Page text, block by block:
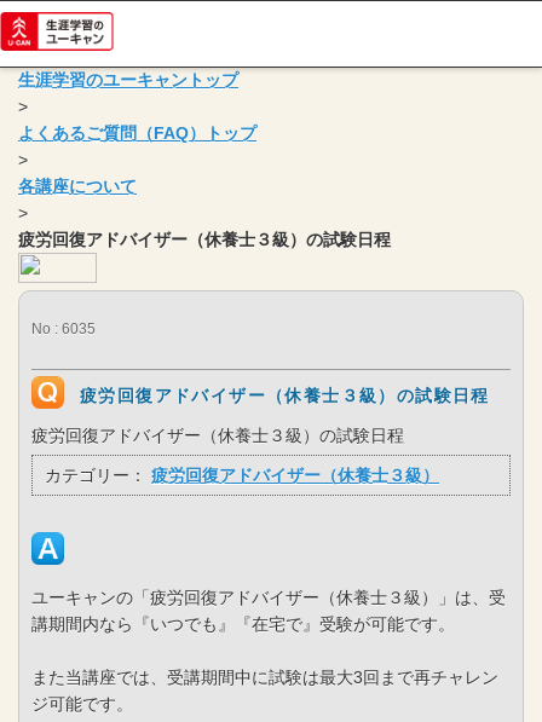
生涯学習のユーキャントップ
>
よくあるご質問（FAQ）トップ
>
各講座について
>
疲労回復アドバイザー（休養士３級）の試験日程
No : 6035
疲労回復アドバイザー（休養士３級）の試験日程
疲労回復アドバイザー（休養士３級）の試験日程
カテゴリー： 疲労回復アドバイザー（休養士３級）
ユーキャンの「疲労回復アドバイザー（休養士３級）」は、受
講期間内なら『いつでも』『在宅で』受験が可能です。
また当講座では、受講期間中に試験は最大3回まで再チャレン
ジ可能です。